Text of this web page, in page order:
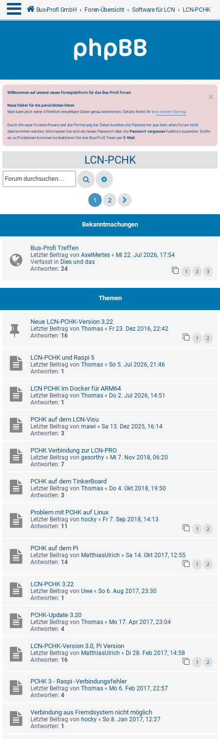
Bus-Profi GmbH Foren-Übersicht Software für LCN LCN-PCHK
Willkommen auf unserer neuen Forenplattform für das Bus-Profi Forum
Neue Felder für die persönlichen Daten
Man kann jetzt seine öffentlich einsehbare Daten genau bestimmen. Details findet ihr in in diesem Beitrag.
Durch die neue Forensoftware und die Portierung der Daten konnten die Passwörter aus dem alten Forum nicht
übernommen werden, bitte lassen Sie sich ein neues Passwort über die Passwort vergessen Funktion zusenden. Sollte
es zu Problemen kommen kontaktieren Sie das Bus-Profi Team per E-Mail.
LCN-PCHK
1 2
Bekanntmachungen
Bus-Profi Treffen
Letzter Beitrag von AxelMertes « Mi 22. Jul 2026, 17:54
Verfasst in Dies und das
Antworten: 24 1 2 3
Themen
Neue LCN-PCHK-Version 3.22
Letzter Beitrag von Thomas « Fr 23. Dez 2016, 22:42
Antworten: 16 1 2
LCN-PCHK und Raspi 5
Letzter Beitrag von Thomas « So 5. Jul 2026, 21:46
Antworten: 1
LCN PCHK im Docker für ARM64
Letzter Beitrag von Thomas « Do 2. Jul 2026, 14:51
Antworten: 1
PCHK auf dem LCN-Visu
Letzter Beitrag von mawi « Sa 13. Dez 2025, 16:14
Antworten: 3
PCHK Verbindung zur LCN-PRO
Letzter Beitrag von gesorthy « Mi 7. Nov 2018, 06:20
Antworten: 7
PCHK auf dem TinkerBoard
Letzter Beitrag von Thomas « Do 4. Okt 2018, 19:50
Antworten: 3
Problem mit PCHK auf Linux
Letzter Beitrag von hocky « Fr 7. Sep 2018, 14:13
Antworten: 11 1 2
PCHK auf dem Pi
Letzter Beitrag von MatthiasUlrich « Sa 14. Okt 2017, 12:55
Antworten: 14 1 2
LCN-PCHK 3.22
Letzter Beitrag von Uwe « So 6. Aug 2017, 23:30
Antworten: 1
PCHK-Update 3.20
Letzter Beitrag von Thomas « Mo 17. Apr 2017, 23:04
Antworten: 4
LCN-PCHK-Version 3.0, Pi Version
Letzter Beitrag von MatthiasUlrich « Di 28. Feb 2017, 14:58
Antworten: 16 1 2
PCHK 3 - Raspi -Verbindungsfehler
Letzter Beitrag von Thomas « Mo 6. Feb 2017, 22:57
Antworten: 4
Verbindung aus Fremdsystem nicht möglich
Letzter Beitrag von hocky « So 8. Jan 2017, 12:27
Antworten: 1